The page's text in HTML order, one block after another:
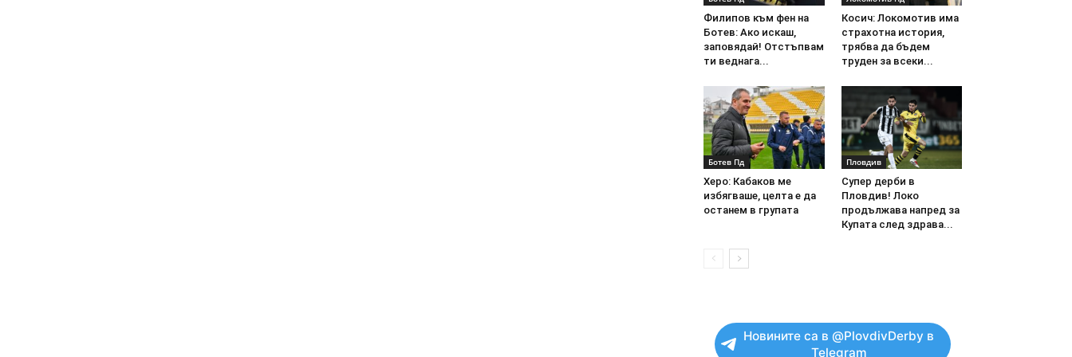
Филипов към фен на
Ботев: Ако искаш,
заповядай! Отстъпвам
ти веднага...
Косич: Локомотив има
страхотна история,
трябва да бъдем
труден за всеки...
Ботев Пд
Херо: Кабаков ме
избягваше, целта е да
останем в групата
Пловдив
Супер дерби в
Пловдив! Локо
продължава напред за
Купата след здрава...
Новините са в @PlovdivDerby в
Telegram